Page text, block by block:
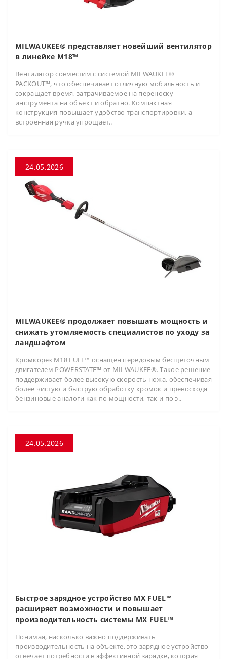
MILWAUKEE® представляет новейший вентилятор
в линейке M18™
Вентилятор совместим с системой MILWAUKEE®
PACKOUT™, что обеспечивает отличную мобильность и
сокращает время, затрачиваемое на переноску
инструмента на объект и обратно. Компактная
конструкция повышает удобство транспортировки, а
встроенная ручка упрощает..
24.05.2026
MILWAUKEE® продолжает повышать мощность и
снижать утомляемость специалистов по уходу за
ландшафтом
Кромкорез M18 FUEL™ оснащён передовым бесщёточным
двигателем POWERSTATE™ от MILWAUKEE®. Такое решение
поддерживает более высокую скорость ножа, обеспечивая
более чистую и быструю обработку кромок и превосходя
бензиновые аналоги как по мощности, так и по э..
24.05.2026
Быстрое зарядное устройство MX FUEL™
расширяет возможности и повышает
производительность системы MX FUEL™
Понимая, насколько важно поддерживать
производительность на объекте, это зарядное устройство
отвечает потребности в эффективной зарядке, которая